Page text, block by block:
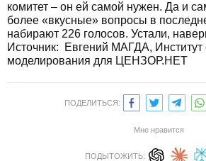
комитет – он ей самой нужен. Да и
более «вкусные» вопросы в
набирают 226 голосов. Устали,
Источник:
Евгений МАГДА, Институт
моделирования для ЦЕНЗОР.НЕТ
ПОДЕЛИТЬСЯ:
Мне нравится
ПОДЫТОЖИТЬ: